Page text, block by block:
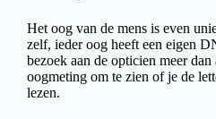
Het oog van de mens is even
zelf, ieder oog heeft een eigen
bezoek aan de opticien meer dan
oogmeting om te zien of je de
lezen.